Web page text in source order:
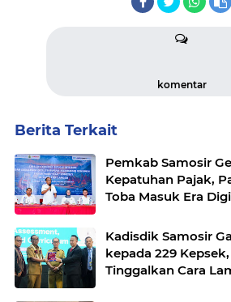
komentar
Berita Terkait
Pemkab Samosir
Kepatuhan Pajak,
Toba Masuk Era
Kadisdik Samosir
kepada 229
Tinggalkan Cara